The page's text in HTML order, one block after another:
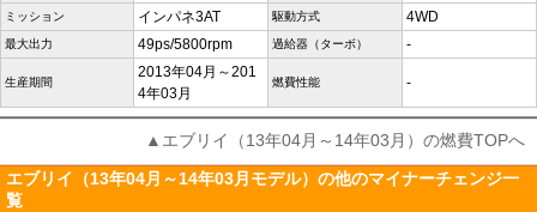
ミッション インパネ3AT 駆動方式 4WD
最大出力 49ps/5800rpm 過給器（ターボ） -
生産期間
2013年04月～201
4年03月
燃費性能 -
▲エブリイ（13年04月～14年03月）の燃費TOPへ
エブリイ（13年04月～14年03月モデル）の他のマイナーチェンジ一
覧